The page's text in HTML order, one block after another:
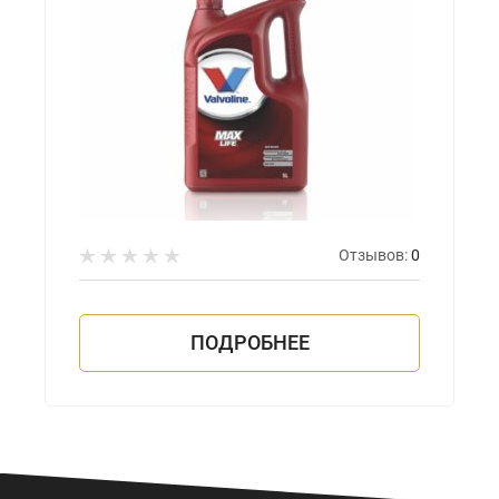
Отзывов:0
ПОДРОБНЕЕ